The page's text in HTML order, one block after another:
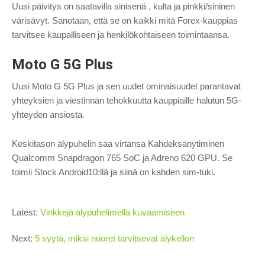
Uusi päivitys on saatavilla sinisenä , kulta ja pinkki/sininen
värisävyt. Sanotaan, että se on kaikki mitä Forex-kauppias
tarvitsee kaupalliseen ja henkilökohtaiseen toimintaansa.
Moto G 5G Plus
Uusi Moto G 5G Plus ja sen uudet ominaisuudet parantavat
yhteyksien ja viestinnän tehokkuutta kauppiaille halutun 5G-
yhteyden ansiosta.
Keskitason älypuhelin saa virtansa Kahdeksanytiminen
Qualcomm Snapdragon 765 SoC ja Adreno 620 GPU. Se
toimii Stock Android10:llä ja siinä on kahden sim-tuki.
Latest: Vinkkejä älypuhelimella kuvaamiseen
Next: 5 syytä, miksi nuoret tarvitsevat älykellon